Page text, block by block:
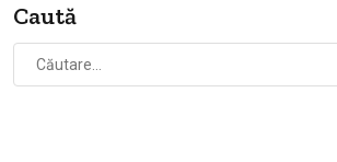
Caută
Caută
după: